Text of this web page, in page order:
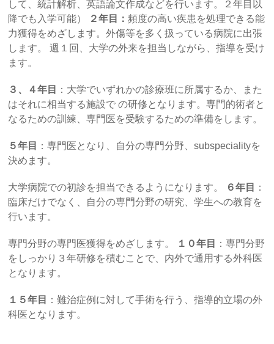
して、統計解析、英語論文作成などを行います。２年目以
降でも入学可能）
２年目：頻度の高い疾患を処理できる能
力獲得をめざします。外傷等を多く扱っている病院に出張
します。 週１回、大学の外来を担当しながら、指導を受け
ます。
３、４年目
：大学でいずれかの診療班に所属するか、また
はそれに相当する施設で の研修となります。専門的術者と
なるための訓練、専門医を受験するための準備をします。
５年目
：専門医となり、自分の専門分野、subspecialityを
決めます。
大学病院での初診を担当できるようになります。 ６年目
：
臨床だけでなく、自分の専門分野の研究、学生への教育を
行います。
専門分野の専門医獲得をめざします。 １０年目
：専門分野
をしっかり３年研修を積むことで、内外で通用する外科医
となります。
１５年目
：難治症例に対して手術を行う、指導的立場の外
科医となります。